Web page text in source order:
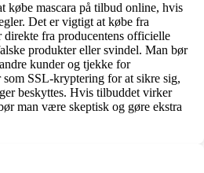
købe mascara på tilbud online, hvis
Det er vigtigt at købe fra
fra producentens officielle
produkter eller svindel. Man bør
kunder og tjekke for
som SSL-kryptering for at sikre sig,
beskyttes. Hvis tilbuddet virker
man være skeptisk og gøre ekstra